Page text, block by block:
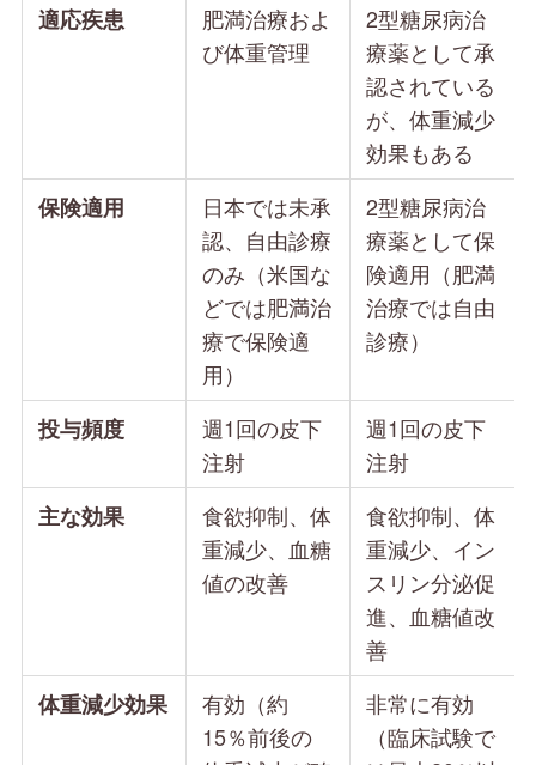
適応疾患
肥満治療およ
び体重管理
2型糖尿病治
療薬として承
認されている
が、体重減少
効果もある
保険適用
日本では未承
認、自由診療
のみ（米国な
どでは肥満治
療で保険適
用）
2型糖尿病治
療薬として保
険適用（肥満
治療では自由
診療）
投与頻度
週1回の皮下
注射
週1回の皮下
注射
主な効果
食欲抑制、体
重減少、血糖
値の改善
食欲抑制、体
重減少、イン
スリン分泌促
進、血糖値改
善
体重減少効果
有効（約
15％前後の
非常に有効
（臨床試験で